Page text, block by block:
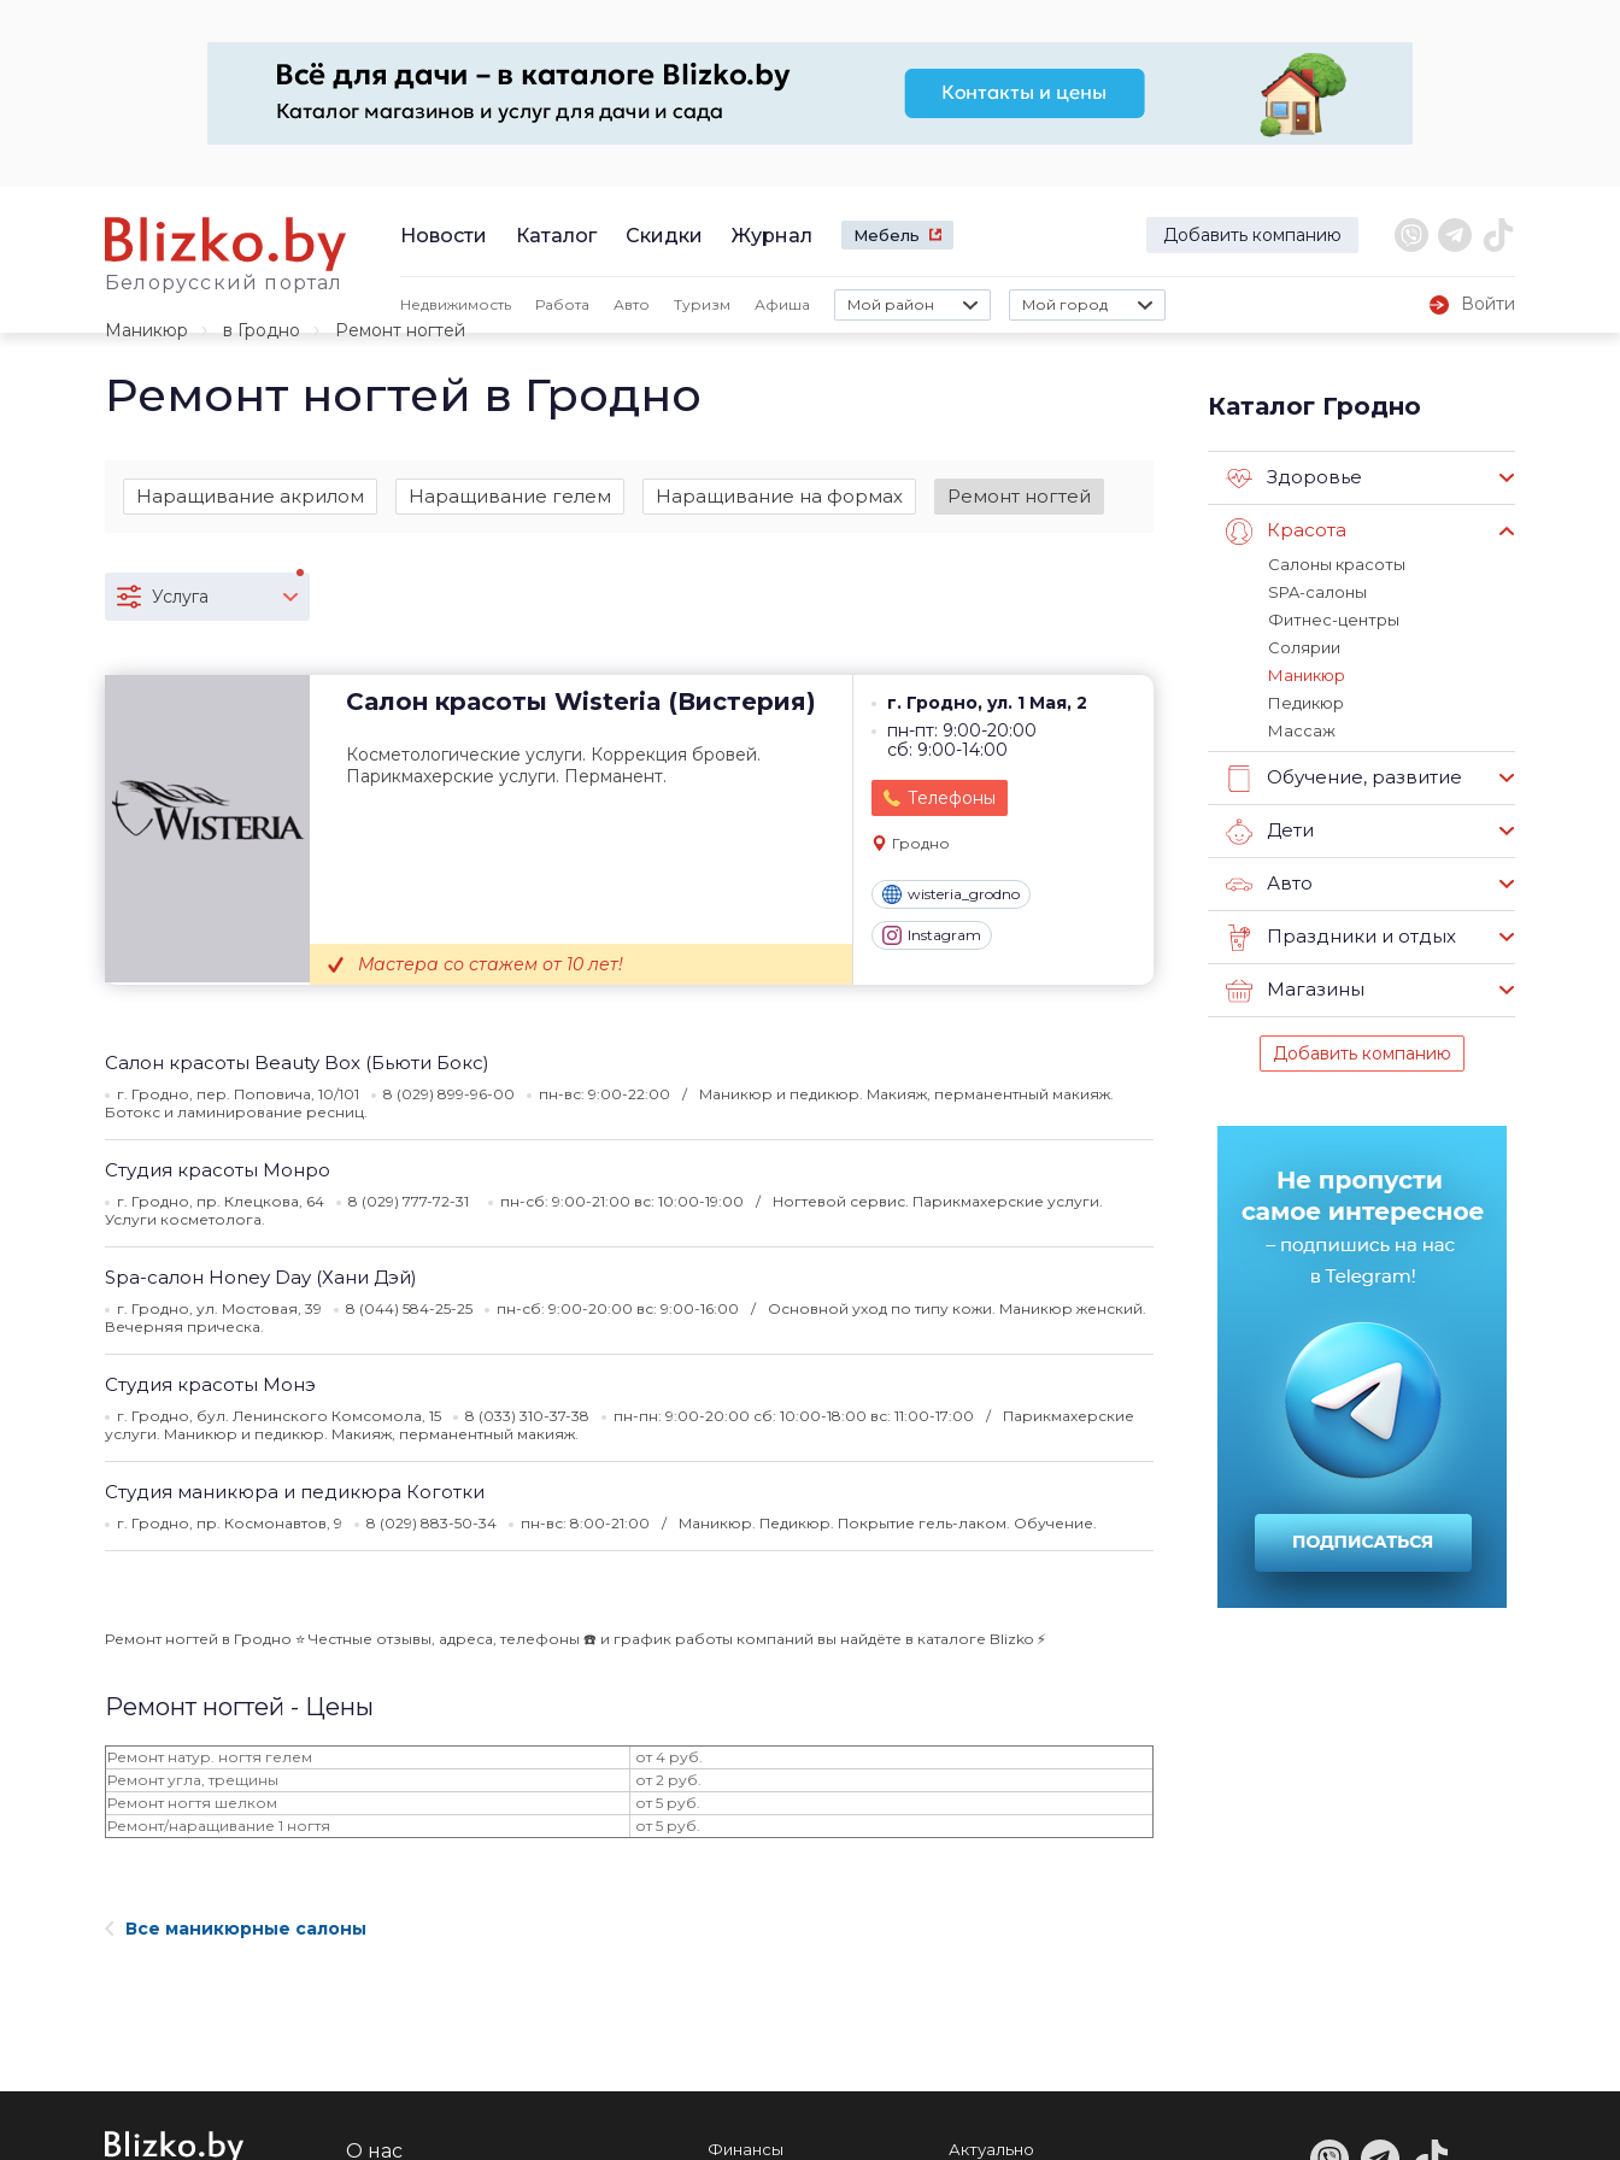
Белорусский портал
Новости Каталог Скидки Журнал Мебель Добавить компанию
Недвижимость Работа Авто Туризм Афиша Мой район Мой город
Войти
Маникюр
в Гродно Ремонт ногтей
Ремонт ногтей в Гродно
Наращивание акрилом Наращивание гелем Наращивание на формах Ремонт ногтей
Услуга
Салон красоты Wisteria (Вистерия)
г. Гродно, ул. 1 Мая, 2
пн-пт: 9:00-20:00
сб: 9:00-14:00
Телефоны
Гродно
wisteria_grodno
Instagram
Косметологические услуги. Коррекция бровей.
Парикмахерские услуги. Перманент.
Мастера со стажем от 10 лет!
Салон красоты Beauty Box (Бьюти Бокс)
г. Гродно, пер. Поповича, 10/101 8 (029) 899-96-00 пн-вс: 9:00-22:00
Маникюр и педикюр. Макияж, перманентный макияж.
Ботокс и ламинирование ресниц.
Студия красоты Монро
г. Гродно, пр. Клецкова, 64 8 (029) 777-72-31 пн-сб: 9:00-21:00 вс: 10:00-19:00
Ногтевой сервис. Парикмахерские услуги.
Услуги косметолога.
Spa-салон Honey Day (Хани Дэй)
г. Гродно, ул. Мостовая, 39 8 (044) 584-25-25 пн-сб: 9:00-20:00 вс: 9:00-16:00
Основной уход по типу кожи. Маникюр женский.
Вечерняя прическа.
Студия красоты Монэ
г. Гродно, бул. Ленинского Комсомола, 15 8 (033) 310-37-38 пн-пн: 9:00-20:00 сб: 10:00-18:00 вс: 11:00-17:00
Парикмахерские
услуги. Маникюр и педикюр. Макияж, перманентный макияж.
Студия маникюра и педикюра Коготки
г. Гродно, пр. Космонавтов, 9 8 (029) 883-50-34 пн-вс: 8:00-21:00 Маникюр. Педикюр. Покрытие гель-лаком. Обучение.
Ремонт ногтей в Гродно ⭐️ Честные отзывы, адреса, телефоны ☎️ и график работы компаний вы найдёте в каталоге Blizko ⚡️
Ремонт ногтей - Цены
Ремонт натур. ногтя гелем
от 4 руб.
Ремонт угла, трещины
от 2 руб.
Ремонт ногтя шелком
от 5 руб.
Ремонт/наращивание 1 ногтя
от 5 руб.
Каталог Гродно
Здоровье
Красота
Салоны красоты
SPA-салоны
Фитнес-центры
Солярии
Маникюр
Педикюр
Массаж
Обучение, развитие
Дети
Авто
Праздники и отдых
Магазины
Добавить компанию
Все маникюрные салоны
О нас Финансы Актуально